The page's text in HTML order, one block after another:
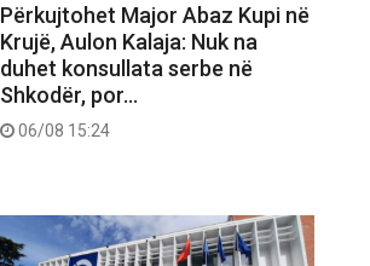
Përkujtohet Major Abaz Kupi në
Krujë, Aulon Kalaja: Nuk na
duhet konsullata serbe në
Shkodër, por…
06/08 15:24